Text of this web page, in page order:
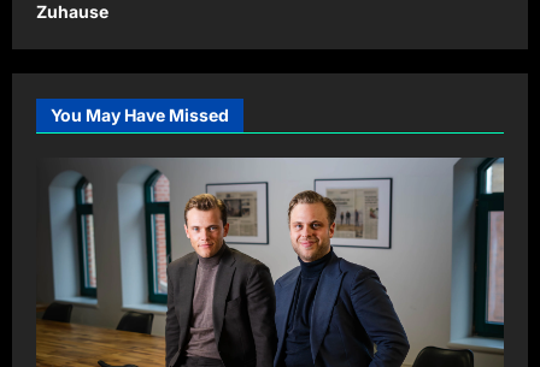
Zuhause
You May Have Missed